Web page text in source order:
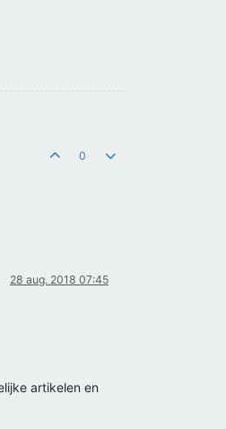
0
28 aug. 2018 07:45
artikelen en